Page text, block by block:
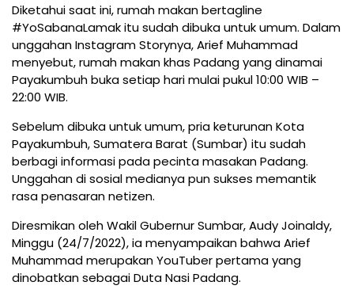
Diketahui saat ini, rumah makan bertagline
#YoSabanaLamak itu sudah dibuka untuk umum. Dalam
unggahan Instagram Storynya, Arief Muhammad
menyebut, rumah makan khas Padang yang dinamai
Payakumbuh buka setiap hari mulai pukul 10:00 WIB –
22:00 WIB.
Sebelum dibuka untuk umum, pria keturunan Kota
Payakumbuh, Sumatera Barat (Sumbar) itu sudah
berbagi informasi pada pecinta masakan Padang.
Unggahan di sosial medianya pun sukses memantik
rasa penasaran netizen.
Diresmikan oleh Wakil Gubernur Sumbar, Audy Joinaldy,
Minggu (24/7/2022), ia menyampaikan bahwa Arief
Muhammad merupakan YouTuber pertama yang
dinobatkan sebagai Duta Nasi Padang.